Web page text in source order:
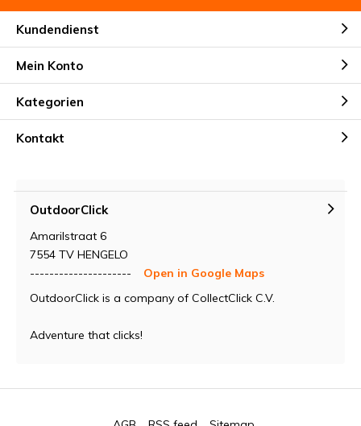
Kundendienst
Mein Konto
Kategorien
Kontakt
OutdoorClick
Amarilstraat 6
7554 TV HENGELO
---------------------
Open in Google Maps
OutdoorClick is a company of CollectClick C.V.
Adventure that clicks!